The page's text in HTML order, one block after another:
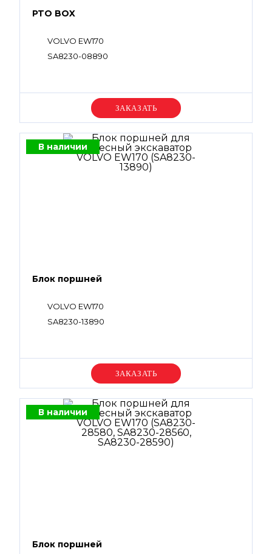
PTO BOX
VOLVO EW170
SA8230-08890
Уточняйте цену
В наличии
Блок поршней
VOLVO EW170
SA8230-13890
Уточняйте цену
В наличии
Блок поршней